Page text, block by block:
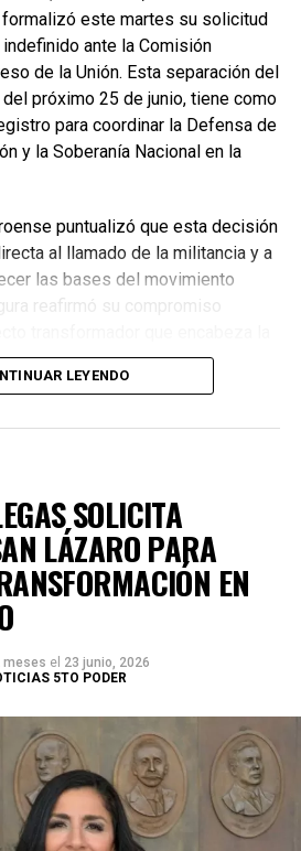
formalizó este martes su solicitud
ante la Comisión
de la Unión. Esta separación del
próximo 25 de junio, tiene como
para coordinar la Defensa de
y la Soberanía Nacional en la
puntualizó que esta decisión
al llamado de la militancia y a
las bases del movimiento
reafirmó su compromiso
Claudia Sheinbaum Pardo,
del bienestar social
Cámara Alta, Gino Segura centró
iniciativas orientadas a
económico, la sustentabilidad
LEYENDO
SOLICITA
LÁZARO PARA
EN
meses el 23 junio, 2026
5TO PODER